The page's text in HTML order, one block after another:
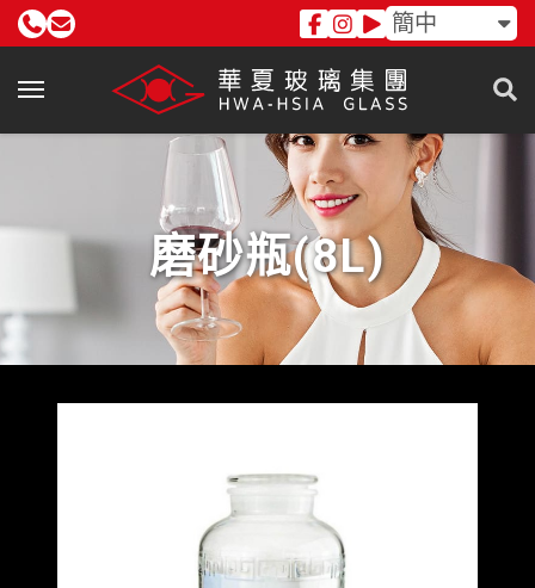
簡中
磨砂瓶(8L)